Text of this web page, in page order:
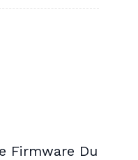
Firmware Du